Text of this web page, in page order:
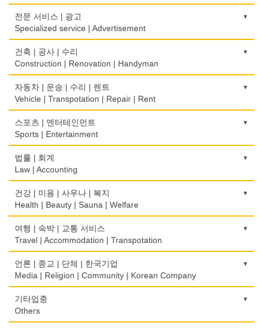
식당장비
Food Equipment
식품점
Korean Food
Food Manufacturing
와인제조
Wine Maker
정육점
제과점
Bakery
식품도매
Food Distributors
Psychologist/Psychiatrist
안경점
Optical Stores
의료기구
Medical Instruments
Denturist
한의원/한약
약국
의사-내과
Internal Medicine
의사-물리치료/카이로 프랙터
Physiotherapy/Chiropractic Clinic
의사-비뇨기과
의사-산부인과
Obstetrician
Stationery/Office Equipment
Book Store
운전학원
Driving School
한글학교
Korean Language School
Boarding House
학교/학원
개인지도-체육
개인지도-음악
Private Lesson-Music
개인지도-옷수선
Private Lesson-Alteration
개인지도-어학/수학
인터넷 서비스/까페
Internet Service/Cafe
전자제품 판매/수리
Electronic Goods Sales/Repair
Telephone/Communication Service
컴퓨터 판매/수리
Computer Sales/Repair
도매
Wholesale
모기지
Mortgage
International Trade
Insurance/Investment/Finance
부동산 관리
Property Management
채무조정
Bankruptcy
Real Estate
은행/금융기관
Bank/Financing Service
전문 서비스 | 광고
Specialized service | Advertisement
광고/그래픽 디자인
Advertising/Graphic Design
광고 에이전트
Advertising Agency
경보/도난방지
Alarm/Security System
Cemetery/Monument
빨래방/세탁
Coin Laundry/Dry cleaning
상패/트로피
Medal/Trophy
Dry cleaning Equipment
악기사
열쇠
건축 | 공사 | 수리
Construction | Renovation | Handyman
건축시공/개조
Construction/Home Renovation
건축설계사
Architect
Architecture
Home Inspection
간판
Signs
가구판매/수리
Furniture Sales/Repair
Machinery Rebuilding
난방/냉동
자동차 | 운송 | 수리 | 렌트
Vehicle | Transpotation | Repair | Rent
운송/통관/이삿짐
Transportation/Moving
택배
Courier Service
Taxi Service
Automobile/Car
자동차-렌트
Car Rental
자동차-바디샵
Autobody Shop
스포츠 | 엔터테인먼트
Sports | Entertainment
골프장비
Golf Equipment
골프장
Golf/Country Club
가라오케/노래방/카페
Karaoke/Cafe
Dahn Centre
당구장
Billiard Club
볼링장
법률 | 회계
Law | Accounting
교통위반티켓
Traffic Ticket
공인회계사(CPA)
CPA
번역/통역/이력서
Translation/Interpretation/Resume Service
Law Office
회계업무
건강 | 미용 | 사우나 | 복지
Health | Beauty | Sauna | Welfare
건강상담/식품/정보
Health Counseling/Food/Information
의료기
Medical Equipment
Massage
여행 | 숙박 | 교통 서비스
Travel | Accommodation | Transpotation
호텔/모텔/숙박
Hotel/Motel
여행/관광
Travel/Tour
언론 | 종교 | 단체 | 한국기업
Media | Religion | Community | Korean Company
기도원/수양관
Retreat Centre
기타업종
Others